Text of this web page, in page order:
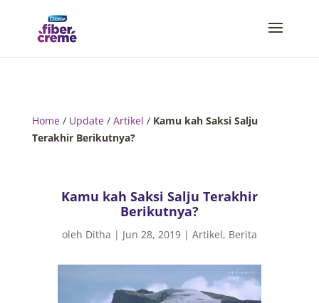
Home/ Update/ Artikel / Kamu kah Saksi Salju
Terakhir Berikutnya?
Kamu kah Saksi Salju Terakhir
Berikutnya?
oleh Ditha | Jun 28, 2019| Artikel, Berita